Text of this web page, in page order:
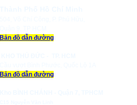
Bản đồ dẫn đường
Bản đồ dẫn đường